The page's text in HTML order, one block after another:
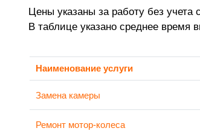
Цены указаны за работу без учета
В таблице указано среднее
Наименование услуги
Замена камеры
Ремонт мотор-колеса